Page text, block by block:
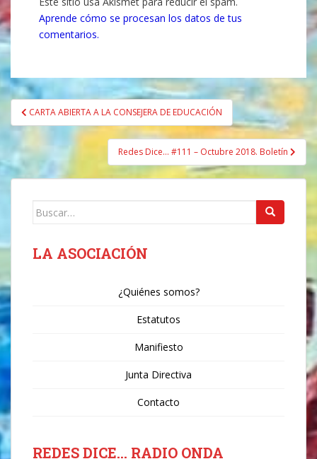
Aprende cómo se procesan los datos de tus
comentarios.
Navegación
de
entradas
CARTA ABIERTA A LA CONSEJERA DE EDUCACIÓN
Redes Dice… #111 – Octubre 2018. Boletín
Buscar:
LA ASOCIACIÓN
¿Quiénes somos?
Estatutos
Manifiesto
Junta Directiva
Contacto
REDES DICE… RADIO ONDA